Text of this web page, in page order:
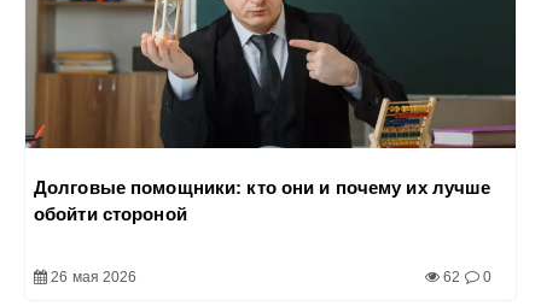
Долговые помощники: кто они и почему их лучше
обойти стороной
26 мая 2026 62 0